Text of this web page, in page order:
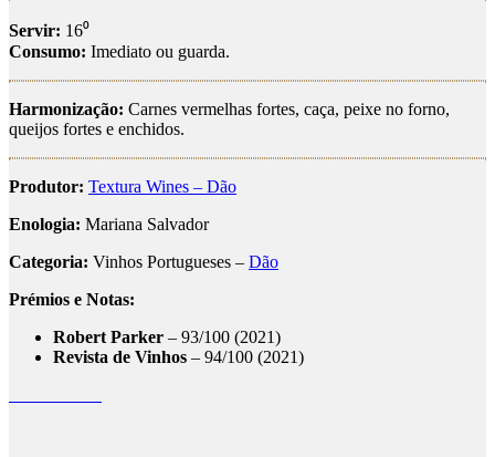
Servir: 16⁰
Consumo: Imediato ou guarda.
Harmonização: Carnes vermelhas fortes, caça, peixe no forno,
queijos fortes e enchidos.
Produtor: Textura Wines – Dão
Enologia: Mariana Salvador
Categoria: Vinhos Portugueses – Dão
Prémios e Notas:
Robert Parker – 93/100 (2021)
Revista de Vinhos – 94/100 (2021)